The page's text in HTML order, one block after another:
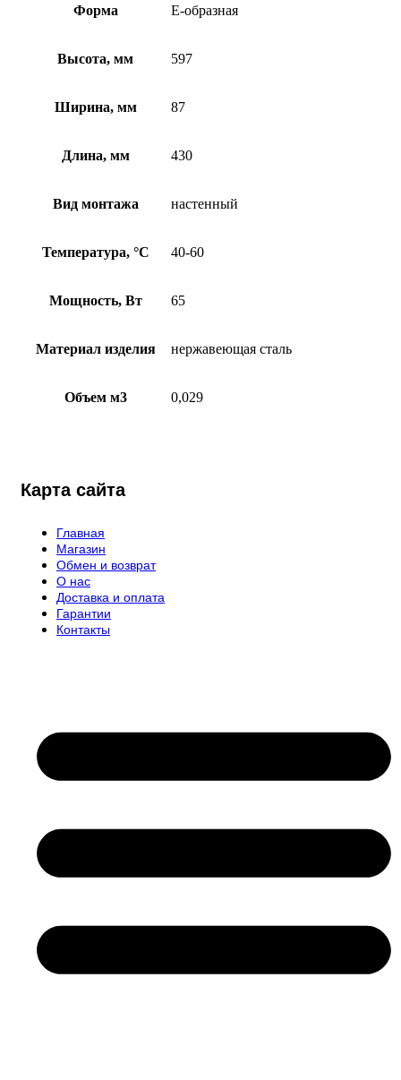
Форма Е-образная
Высота, мм 597
Ширина, мм 87
Длина, мм 430
Вид монтажа настенный
Температура, °C 40-60
Мощность, Вт 65
Материал изделия нержавеющая сталь
Объем м3 0,029
Карта сайта
Главная
Магазин
Обмен и возврат
О нас
Доставка и оплата
Гарантии
Контакты